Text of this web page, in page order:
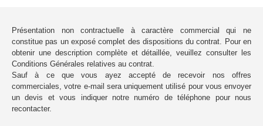
Présentation non contractuelle à caractère commercial qui ne
constitue pas un exposé complet des dispositions du contrat. Pour en
obtenir une description complète et détaillée, veuillez consulter les
Conditions Générales relatives au contrat.
Sauf à ce que vous ayez accepté de recevoir nos offres
commerciales, votre e-mail sera uniquement utilisé pour vous envoyer
un devis et vous indiquer notre numéro de téléphone pour nous
recontacter.